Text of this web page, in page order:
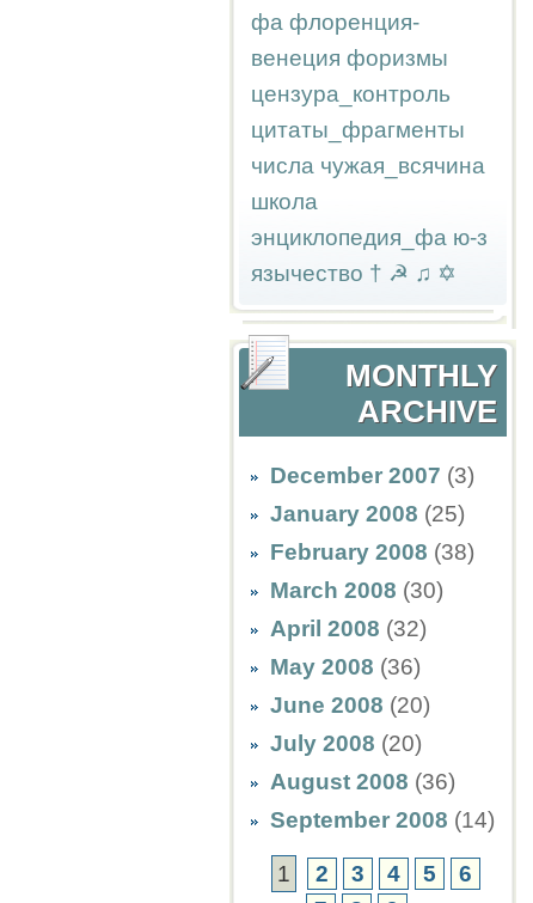
фа флоренция-
венеция форизмы
цензура_контроль
цитаты_фрагменты
числа чужая_всячина
школа
энциклопедия_фа ю-з
язычество † ☭ ♫ ✡
MONTHLY
ARCHIVE
December 2007 (3)
January 2008 (25)
February 2008 (38)
March 2008 (30)
April 2008 (32)
May 2008 (36)
June 2008 (20)
July 2008 (20)
August 2008 (36)
September 2008 (14)
1 2 3 4 5
6